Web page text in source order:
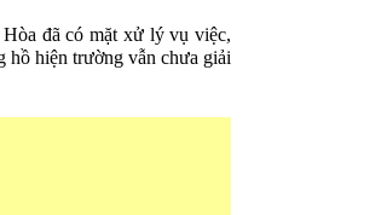
đã có mặt xử lý vụ việc,
hồ hiện trường vẫn chưa giải